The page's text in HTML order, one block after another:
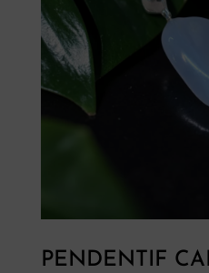
PENDENTIF